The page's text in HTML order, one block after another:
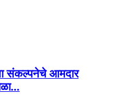
संकल्पनेचे आमदार